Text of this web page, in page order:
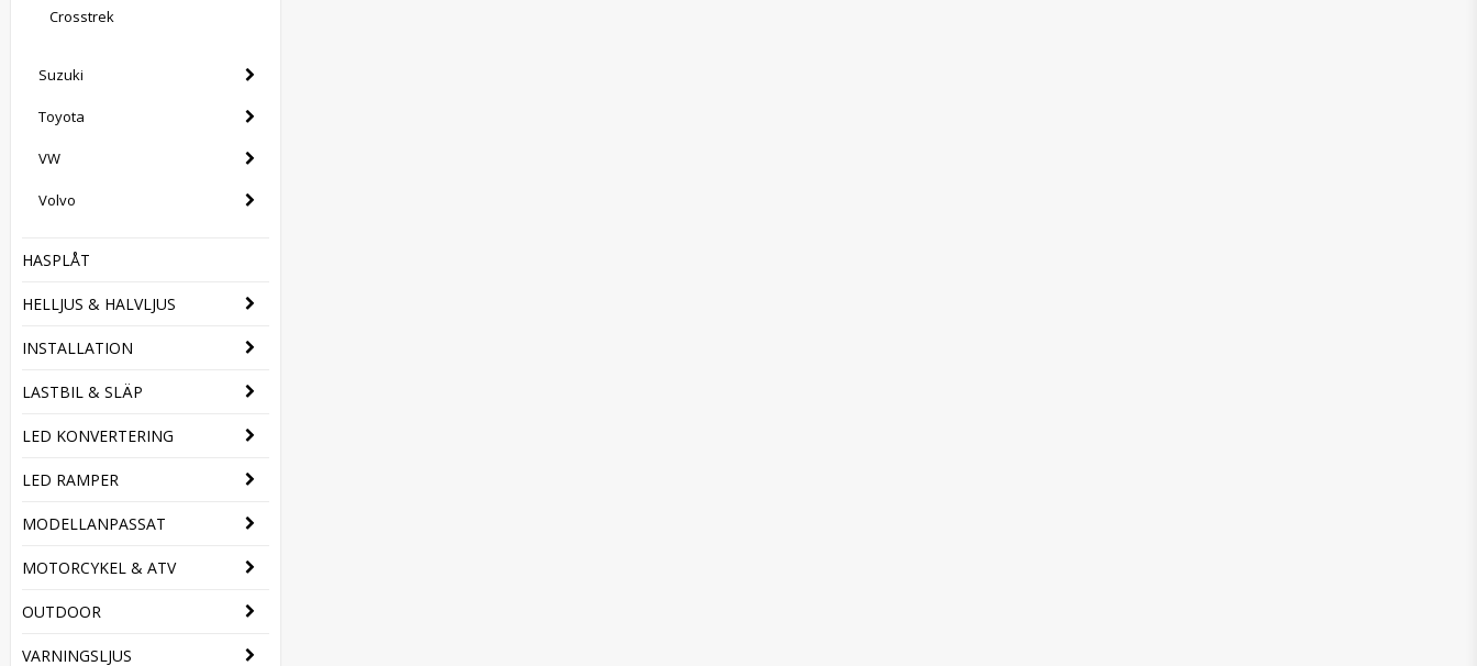
Crosstrek
Suzuki
Toyota
VW
Volvo
HASPLÅT
HELLJUS & HALVLJUS
INSTALLATION
LASTBIL & SLÄP
LED KONVERTERING
LED RAMPER
MODELLANPASSAT
MOTORCYKEL & ATV
OUTDOOR
VARNINGSLJUS